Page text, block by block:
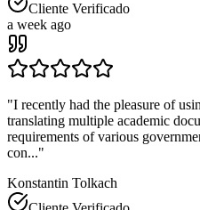
Cliente Verificado
a week ago
"I recently had the pleasure of
translating multiple academic
requirements of various
con..."
Konstantin Tolkach